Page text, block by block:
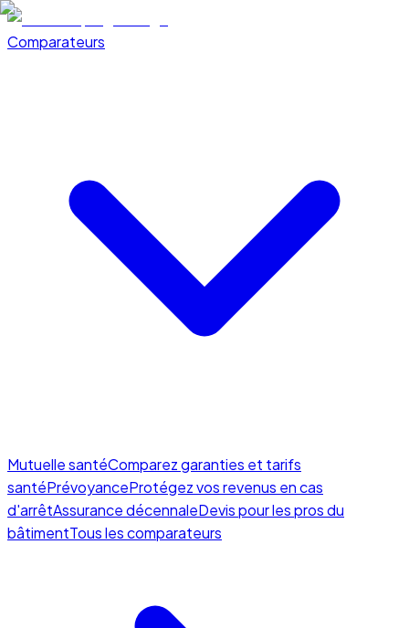
Comparateurs
Mutuelle santéComparez garanties et tarifs
santéPrévoyanceProtégez vos revenus en cas
d'arrêtAssurance décennaleDevis pour les pros du
bâtimentTous les comparateurs